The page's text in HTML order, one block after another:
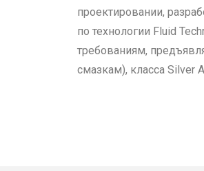
проектировании,
по технологии Fluid
требованиям,
смазкам), класса Silver